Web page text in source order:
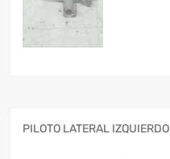
PILOTO LATERAL